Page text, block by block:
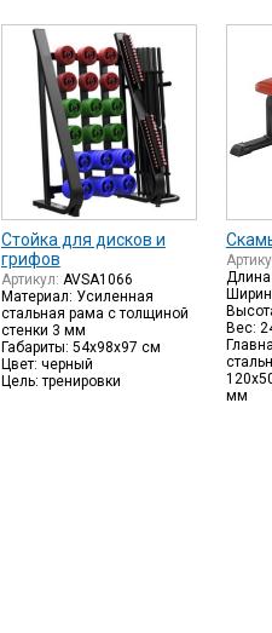
Стойка для дисков и
грифов
Артикул: AVSA1066
Материал: Усиленная
стальная рама с толщиной
стенки 3 мм
Габариты: 54х98х97 см
Цвет: черный
Цель: тренировки
Вес:
мм